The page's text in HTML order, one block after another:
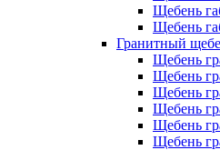
Щебень
Щебень
Гранитный
Щебень
Щебень
Щебень
Щебень
Щебень
Щебень